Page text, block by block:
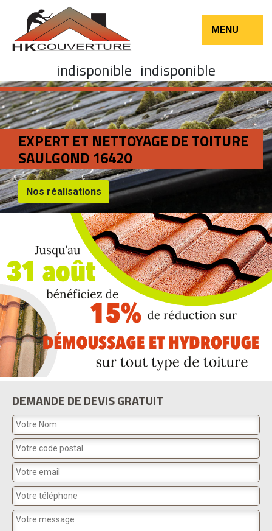
MENU
indisponible indisponible
EXPERT ET NETTOYAGE DE TOITURE
SAULGOND 16420
Nos réalisations
DEMANDE DE DEVIS GRATUIT